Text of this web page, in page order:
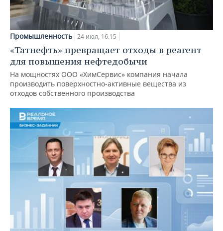
Промышленность 24 июл, 16:15
«Татнефть» превращает отходы в реагент
для повышения нефтедобычи
На мощностях ООО «ХимСервис» компания начала
производить поверхностно-активные вещества из
отходов собственного производства